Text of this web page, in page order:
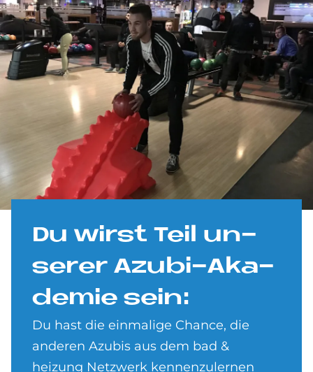
Du wirst Teil un­
se­rer Azu­bi-Aka­
de­mie sein:
Du hast die einmalige Chance, die
anderen Azubis aus dem bad &
heizung Netzwerk kennenzulernen